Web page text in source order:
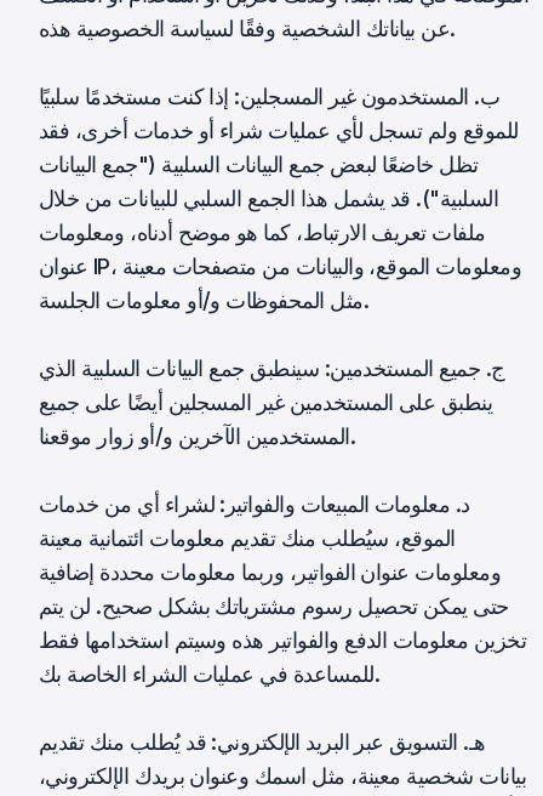
عن بياناتك الشخصية وفقًا لسياسة الخصوصية هذه.
ب. المستخدمون غير المسجلين: إذا كنت مستخدمًا سلبيًا
للموقع ولم تسجل لأي عمليات شراء أو خدمات أخرى، فقد
تظل خاضعًا لبعض جمع البيانات السلبية ("جمع البيانات
السلبية"). قد يشمل هذا الجمع السلبي للبيانات من خلال
ملفات تعريف الارتباط، كما هو موضح أدناه، ومعلومات
عنوان IP، ومعلومات الموقع، والبيانات من متصفحات معينة
مثل المحفوظات و/أو معلومات الجلسة.
ج. جميع المستخدمين: سينطبق جمع البيانات السلبية الذي
ينطبق على المستخدمين غير المسجلين أيضًا على جميع
المستخدمين الآخرين و/أو زوار موقعنا.
د. معلومات المبيعات والفواتير: لشراء أي من خدمات
الموقع، سيُطلب منك تقديم معلومات ائتمانية معينة
ومعلومات عنوان الفواتير، وربما معلومات محددة إضافية
حتى يمكن تحصيل رسوم مشترياتك بشكل صحيح. لن يتم
تخزين معلومات الدفع والفواتير هذه وسيتم استخدامها فقط
للمساعدة في عمليات الشراء الخاصة بك.
هـ. التسويق عبر البريد الإلكتروني: قد يُطلب منك تقديم
بيانات شخصية معينة، مثل اسمك وعنوان بريدك الإلكتروني،